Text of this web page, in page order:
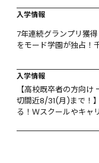
入学情報
7年連続グランプリ獲
をモード学園が独占！
入学情報
【高校既卒者の方向け
切間近8/31(月)まで！
る！Ｗスクールやキャ